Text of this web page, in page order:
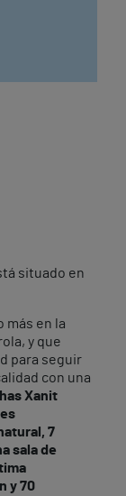
situado en
más en la
y que
para seguir
con una
Xanit
7
sala de
y 70